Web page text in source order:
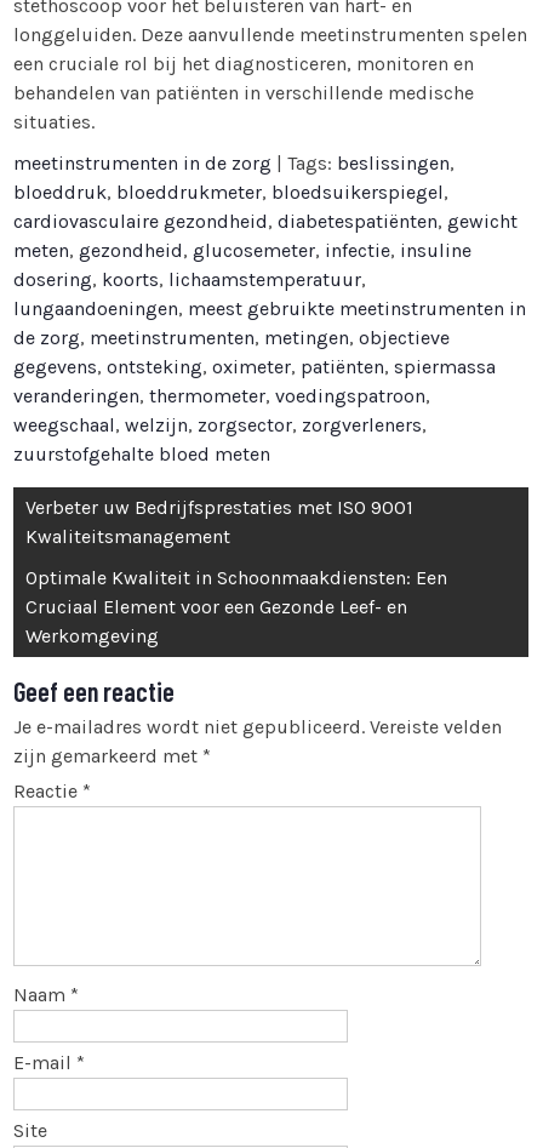
stethoscoop voor het beluisteren van hart- en
longgeluiden. Deze aanvullende meetinstrumenten spelen
een cruciale rol bij het diagnosticeren, monitoren en
behandelen van patiënten in verschillende medische
situaties.
meetinstrumenten in de zorg
| Tags: beslissingen,
bloeddruk, bloeddrukmeter, bloedsuikerspiegel,
cardiovasculaire gezondheid,diabetespatiënten,gewicht
meten,gezondheid,glucosemeter, infectie, insuline
dosering, koorts, lichaamstemperatuur,
lungaandoeningen, meest gebruikte meetinstrumenten in
de zorg, meetinstrumenten, metingen,objectieve
gegevens,ontsteking,oximeter, patiënten,spiermassa
veranderingen,thermometer,voedingspatroon,
weegschaal,welzijn, zorgsector, zorgverleners,
zuurstofgehalte bloed meten
Bericht
navigatie
Verbeter uw Bedrijfsprestaties met ISO 9001
Kwaliteitsmanagement
Optimale Kwaliteit in Schoonmaakdiensten: Een
Cruciaal Element voor een Gezonde Leef- en
Werkomgeving
Geef een reactie
Je e-mailadres wordt niet gepubliceerd. Vereiste velden
zijn gemarkeerd met *
Reactie *
Naam *
E-mail *
Site